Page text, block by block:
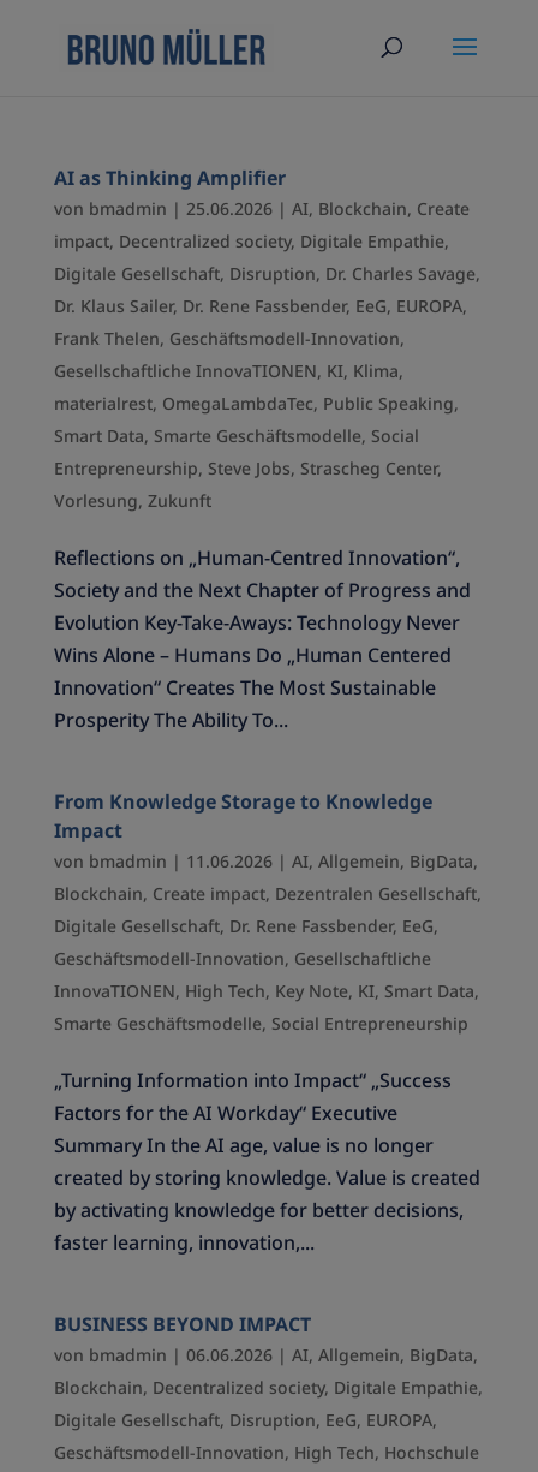
AI as Thinking Amplifier
von bmadmin | 25.06.2026| AI, Blockchain, Create
impact, Decentralized society, Digitale Empathie,
Digitale Gesellschaft, Disruption, Dr. Charles Savage,
Dr. Klaus Sailer, Dr. Rene Fassbender, EeG, EUROPA,
Frank Thelen, Geschäftsmodell-Innovation,
Gesellschaftliche InnovaTIONEN, KI, Klima,
materialrest, OmegaLambdaTec, Public Speaking,
Smart Data, Smarte Geschäftsmodelle, Social
Entrepreneurship, Steve Jobs, Strascheg Center,
Vorlesung, Zukunft
Reflections on „Human-Centred Innovation“,
Society and the Next Chapter of Progress and
Evolution Key-Take-Aways: Technology Never
Wins Alone – Humans Do „Human Centered
Innovation“ Creates The Most Sustainable
Prosperity The Ability To...
From Knowledge Storage to Knowledge
Impact
von bmadmin | 11.06.2026| AI, Allgemein, BigData,
Blockchain, Create impact, Dezentralen Gesellschaft,
Digitale Gesellschaft, Dr. Rene Fassbender, EeG,
Geschäftsmodell-Innovation, Gesellschaftliche
InnovaTIONEN, High Tech, Key Note, KI, Smart Data,
Smarte Geschäftsmodelle, Social Entrepreneurship
„Turning Information into Impact“ „Success
Factors for the AI Workday“ Executive
Summary In the AI age, value is no longer
created by storing knowledge. Value is created
by activating knowledge for better decisions,
faster learning, innovation,...
BUSINESS BEYOND IMPACT
von bmadmin | 06.06.2026| AI, Allgemein, BigData,
Blockchain, Decentralized society, Digitale Empathie,
Digitale Gesellschaft, Disruption, EeG, EUROPA,
Geschäftsmodell-Innovation, High Tech, Hochschule